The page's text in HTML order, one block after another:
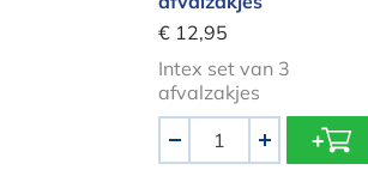
€ 12,95
Intex set van 3
afvalzakjes
+